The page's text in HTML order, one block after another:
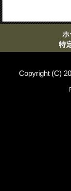
ホ
特
Copyright (C)